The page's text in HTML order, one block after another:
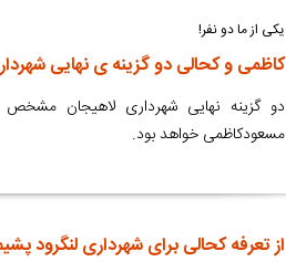
یکی از ما دو نفر!
کاظمی و کحالی دو گزینه ی نهایی
دو گزینه نهایی شهرداری لاهیجان
مسعودکاظمی خواهد بود.
از تعرفه کحالی برای شهرداری لنگرود